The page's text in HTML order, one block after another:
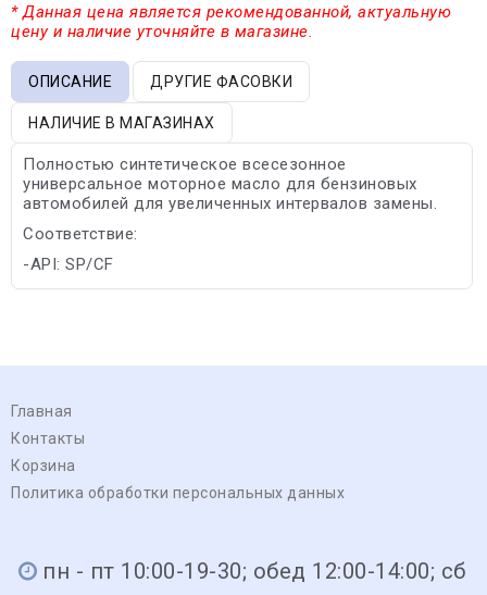
* Данная цена является рекомендованной, актуальную
цену и наличие уточняйте в магазине.
ОПИСАНИЕ ДРУГИЕ ФАСОВКИ
НАЛИЧИЕ В МАГАЗИНАХ
Полностью синтетическое всесезонное
универсальное моторное масло для бензиновых
автомобилей для увеличенных интервалов замены.
Соответствие:
-API: SP/CF
Главная
Контакты
Корзина
Политика обработки персональных данных
пн - пт 10:00-19-30; обед 12:00-14:00; сб